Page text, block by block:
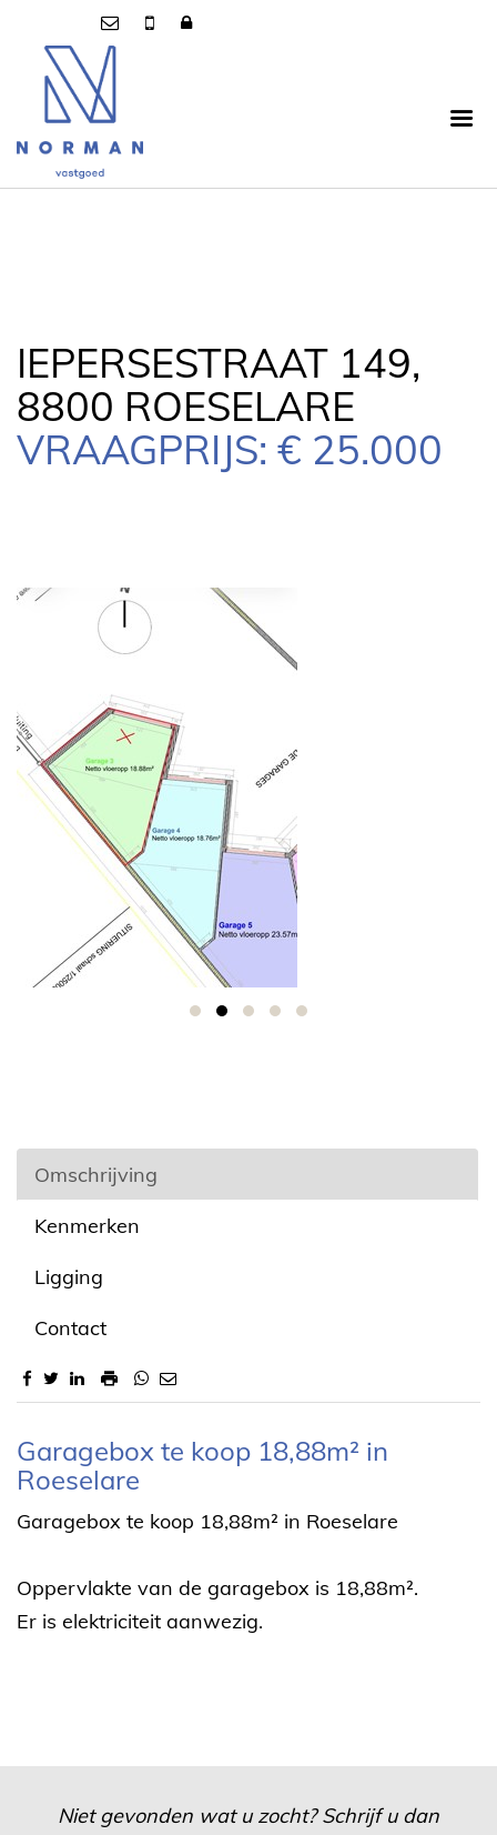
IEPERSESTRAAT 149,
8800 ROESELARE
VRAAGPRIJS: € 25.000
Omschrijving
Kenmerken
Ligging
Contact
Omschrijving
Garagebox te koop 18,88m² in
Roeselare
Garagebox te koop 18,88m² in Roeselare
Oppervlakte van de garagebox is 18,88m².
Er is elektriciteit aanwezig.
Niet gevonden wat u zocht? Schrijf u dan